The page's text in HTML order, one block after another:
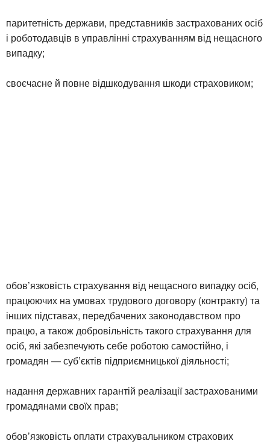
паритетність держави, представників застрахованих осіб
і роботодавців в управлінні страхуванням від нещасного
випадку;
своєчасне й повне відшкодування шкоди страховиком;
обов’язковість страхування від нещасного випадку осіб,
працюючих на умовах трудового договору (контракту) та
інших підставах, передбачених законодавством про
працю, а також добровільність такого страхування для
осіб, які забезпечують себе роботою самостійно, і
громадян — суб’єктів підприємницької діяльності;
надання державних гарантій реалізації застрахованими
громадянами своїх прав;
обов’язковість оплати страхувальником страхових